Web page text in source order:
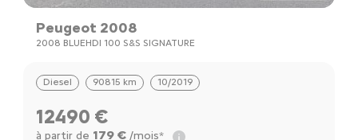
Peugeot 2008
2008 BLUEHDI 100 S&S SIGNATURE
Diesel 90815 km 10/2019
12490 €
à partir de 179 €/mois*